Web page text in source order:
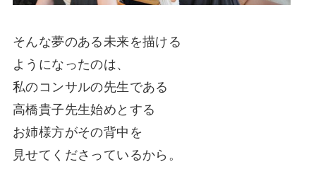
そんな夢のある未来を描ける
ようになったのは、
私のコンサルの先生である
高橋貴子先生始めとする
お姉様方がその背中を
見せてくださっているから。